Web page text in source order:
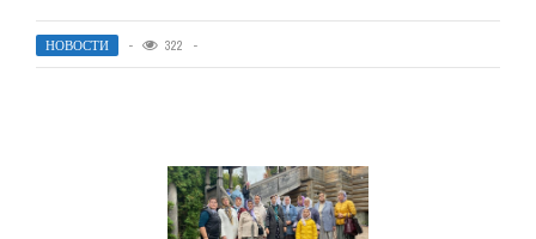
НОВОСТИ 322